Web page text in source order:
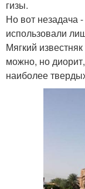
гизы.
Но вот незадача
использовали
Мягкий
можно, но
наиболее